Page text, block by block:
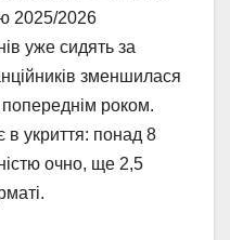
2025/2026
уже сидять за
зменшилася
попереднім роком.
в укриття: понад 8
очно, ще 2,5